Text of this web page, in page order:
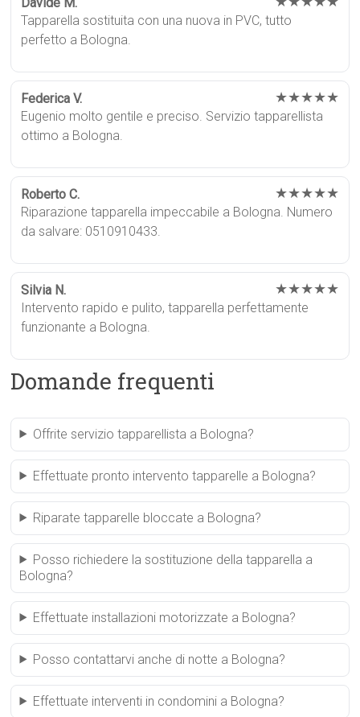
Tapparella sostituita con una nuova in PVC, tutto
perfetto a Bologna.
Federica V. ★★★★★
Eugenio molto gentile e preciso. Servizio tapparellista
ottimo a Bologna.
Roberto C. ★★★★★
Riparazione tapparella impeccabile a Bologna. Numero
da salvare: 0510910433.
Silvia N. ★★★★★
Intervento rapido e pulito, tapparella perfettamente
funzionante a Bologna.
Domande frequenti
Offrite servizio tapparellista a Bologna?
Effettuate pronto intervento tapparelle a Bologna?
Riparate tapparelle bloccate a Bologna?
Posso richiedere la sostituzione della tapparella a
Bologna?
Effettuate installazioni motorizzate a Bologna?
Posso contattarvi anche di notte a Bologna?
Effettuate interventi in condomini a Bologna?